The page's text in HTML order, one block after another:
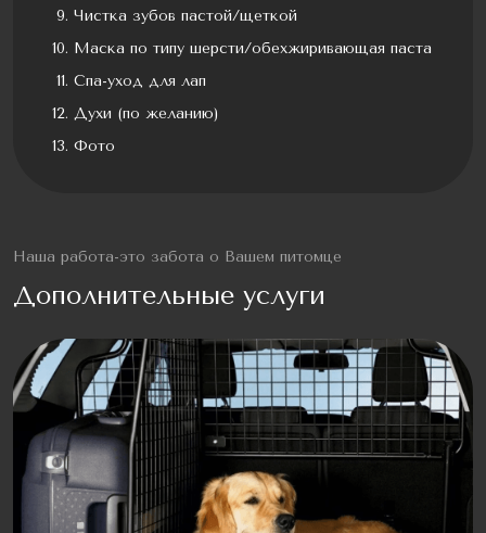
Чистка зубов пастой/щеткой
Маска по типу шерсти/обехжиривающая паста
Спа-уход для лап
Духи (по желанию)
Фото
Наша работа-это забота о Вашем питомце
Дополнительные услуги